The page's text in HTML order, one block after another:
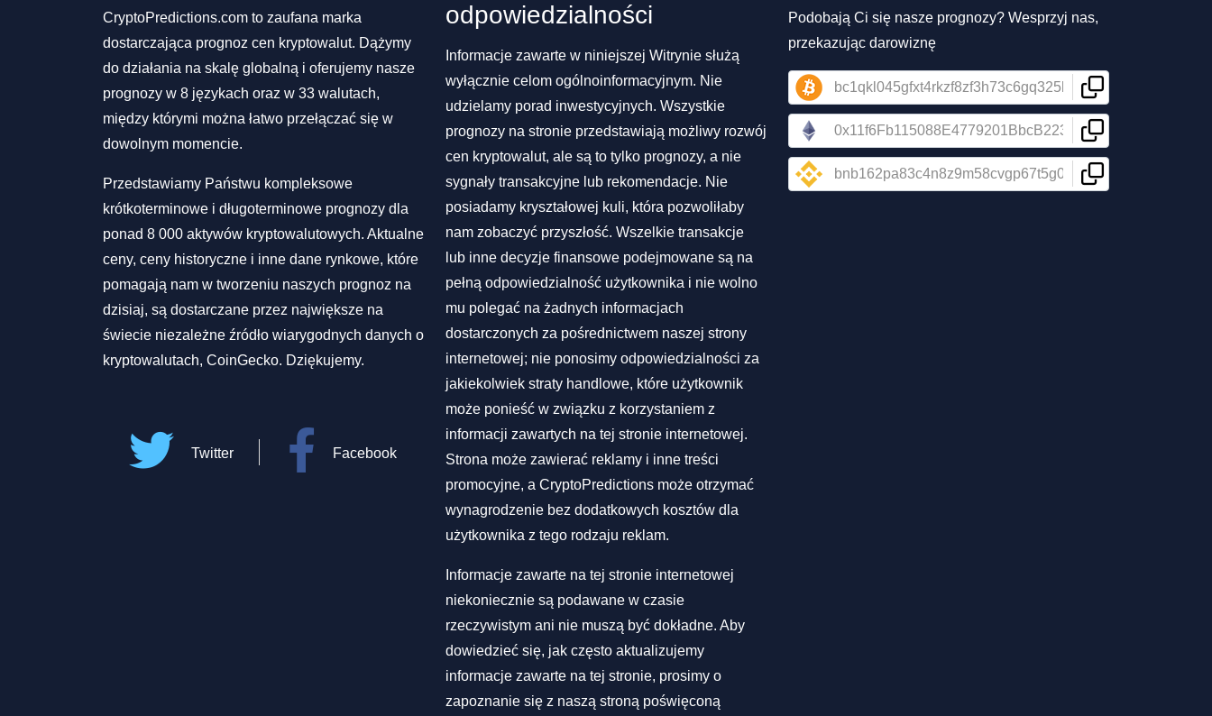
CryptoPredictions.com to zaufana marka
dostarczająca prognoz cen kryptowalut. Dążymy
do działania na skalę globalną i oferujemy nasze
prognozy w 8 językach oraz w 33 walutach,
między którymi można łatwo przełączać się w
dowolnym momencie.
Przedstawiamy Państwu kompleksowe
krótkoterminowe i długoterminowe prognozy dla
ponad 8 000 aktywów kryptowalutowych. Aktualne
ceny, ceny historyczne i inne dane rynkowe, które
pomagają nam w tworzeniu naszych prognoz na
dzisiaj, są dostarczane przez największe na
świecie niezależne źródło wiarygodnych danych o
kryptowalutach, CoinGecko. Dziękujemy.
Twitter Facebook
odpowiedzialności
Informacje zawarte w niniejszej Witrynie służą
wyłącznie celom ogólnoinformacyjnym. Nie
udzielamy porad inwestycyjnych. Wszystkie
prognozy na stronie przedstawiają możliwy rozwój
cen kryptowalut, ale są to tylko prognozy, a nie
sygnały transakcyjne lub rekomendacje. Nie
posiadamy kryształowej kuli, która pozwoliłaby
nam zobaczyć przyszłość. Wszelkie transakcje
lub inne decyzje finansowe podejmowane są na
pełną odpowiedzialność użytkownika i nie wolno
mu polegać na żadnych informacjach
dostarczonych za pośrednictwem naszej strony
internetowej; nie ponosimy odpowiedzialności za
jakiekolwiek straty handlowe, które użytkownik
może ponieść w związku z korzystaniem z
informacji zawartych na tej stronie internetowej.
Strona może zawierać reklamy i inne treści
promocyjne, a CryptoPredictions może otrzymać
wynagrodzenie bez dodatkowych kosztów dla
użytkownika z tego rodzaju reklam.
Informacje zawarte na tej stronie internetowej
niekoniecznie są podawane w czasie
rzeczywistym ani nie muszą być dokładne. Aby
dowiedzieć się, jak często aktualizujemy
informacje zawarte na tej stronie, prosimy o
zapoznanie się z naszą stroną poświęconą
Podobają Ci się nasze prognozy? Wesprzyj nas,
przekazując darowiznę